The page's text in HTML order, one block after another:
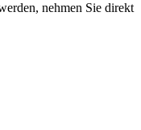
nehmen Sie direkt